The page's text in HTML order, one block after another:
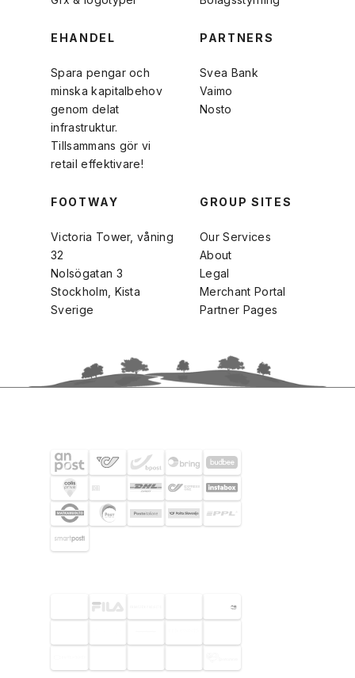
EHANDEL
Spara pengar och
minska kapitalbehov
genom delat
infrastruktur.
Tillsammans gör vi
retail effektivare!
PARTNERS
Svea Bank
Vaimo
Nosto
FOOTWAY
Victoria Tower, våning
32
Nolsögatan 3
Stockholm, Kista
Sverige
GROUP SITES
Our Services
About
Legal
Merchant Portal
Partner Pages